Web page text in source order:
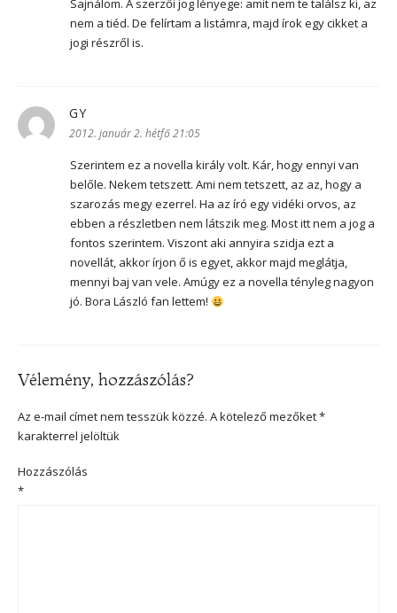
Sajnálom. A szerzői jog lényege: amit nem te találsz ki, az
nem a tiéd. De felírtam a listámra, majd írok egy cikket a
jogi részről is.
GY
2012. január 2. hétfő 21:05
Szerintem ez a novella király volt. Kár, hogy ennyi van
belőle. Nekem tetszett. Ami nem tetszett, az az, hogy a
szarozás megy ezerrel. Ha az író egy vidéki orvos, az
ebben a részletben nem látszik meg. Most itt nem a jog a
fontos szerintem. Viszont aki annyira szidja ezt a
novellát, akkor írjon ő is egyet, akkor majd meglátja,
mennyi baj van vele. Amúgy ez a novella tényleg nagyon
jó. Bora László fan lettem!
Vélemény, hozzászólás?
Az e-mail címet nem tesszük közzé. A kötelező mezőket*
karakterrel jelöltük
Hozzászólás
*